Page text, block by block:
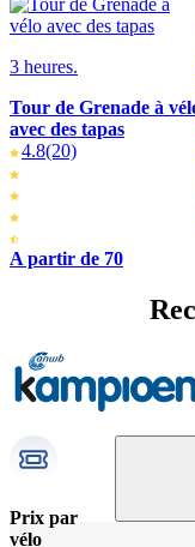
3 heures.
Tour de Grenade à
avec des tapas
4.8(20)
A partir de 70
Prix par
vélo